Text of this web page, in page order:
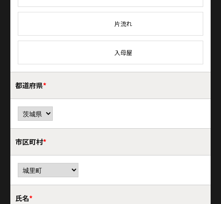
片流れ
入母屋
都道府県*
市区町村*
氏名*